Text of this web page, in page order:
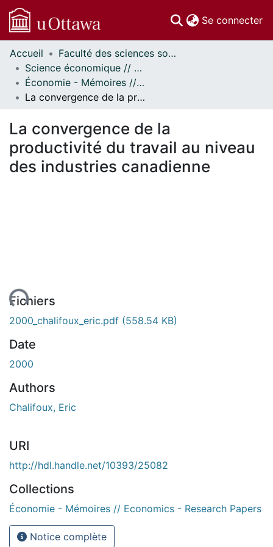
Se connecter
Communautés
et collections
Parcourir
Statistiques
À propos
Accueil
Faculté des sciences sociales // Faculty of Social Sciences
Science économique // Economics
Économie - Mémoires // Economics - Research Papers
La convergence de la productivité du travail au niveau des industries canadienne
La convergence de la
productivité du travail au niveau
des industries canadienne
Fichiers
2000_chalifoux_eric.pdf (558.54 KB)
Date
2000
Authors
Chalifoux, Eric
URI
http://hdl.handle.net/10393/25082
Collections
Économie - Mémoires // Economics - Research Papers
Notice complète